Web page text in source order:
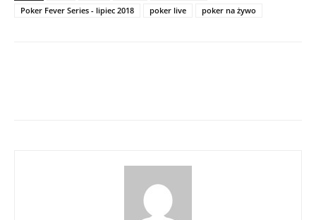
Poker Fever Series - lipiec 2018
poker live poker na żywo